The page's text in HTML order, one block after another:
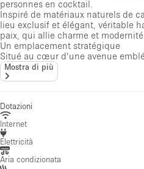
personnes en cocktail.
Inspiré de matériaux naturels de
lieu exclusif et élégant, véritable
paix, qui allie charme et modernité.
Un emplacement stratégique
Situé au cœur d’une avenue
Mostra di più
Dotazioni
Internet
Elettricità
Aria condizionata